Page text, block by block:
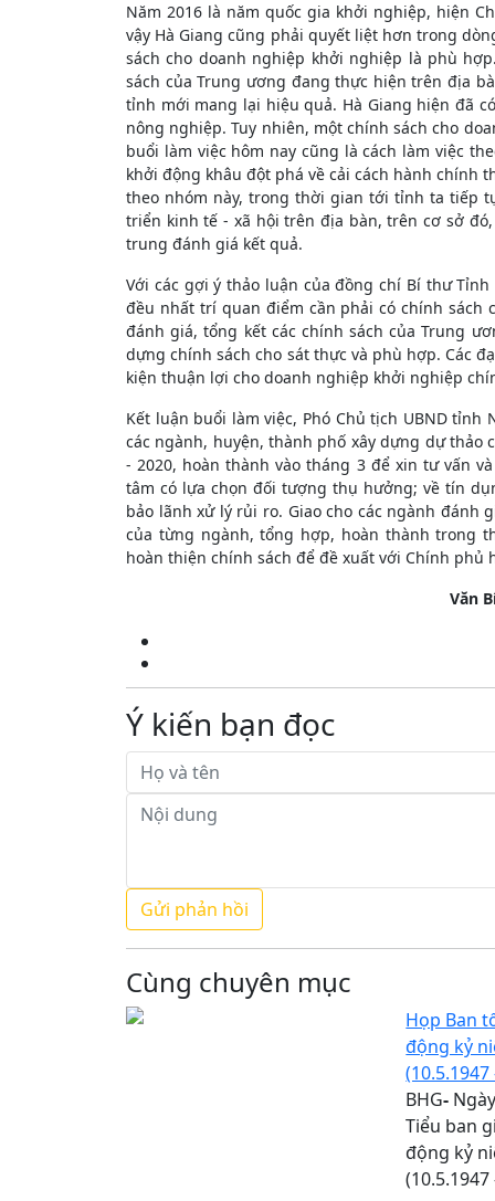
Năm 2016 là năm quốc gia khởi nghiệp, hiện
vậy Hà Giang cũng phải quyết liệt hơn trong
sách cho doanh nghiệp khởi nghiệp là phù
sách của Trung ương đang thực hiện trên địa
tỉnh mới mang lại hiệu quả. Hà Giang hiện đã
nông nghiệp. Tuy nhiên, một chính sách cho
buổi làm việc hôm nay cũng là cách làm việc
khởi động khâu đột phá về cải cách hành chính
theo nhóm này, trong thời gian tới tỉnh ta tiếp
triển kinh tế - xã hội trên địa bàn, trên cơ sở
trung đánh giá kết quả.
Với các gợi ý thảo luận của đồng chí Bí thư
đều nhất trí quan điểm cần phải có chính sách
đánh giá, tổng kết các chính sách của Trung
dựng chính sách cho sát thực và phù hợp. Các
kiện thuận lợi cho doanh nghiệp khởi nghiệp
Kết luận buổi làm việc, Phó Chủ tịch UBND
các ngành, huyện, thành phố xây dựng dự
- 2020, hoàn thành vào tháng 3 để xin tư vấn
tâm có lựa chọn đối tượng thụ hưởng; về tín
bảo lãnh xử lý rủi ro. Giao cho các ngành
của từng ngành, tổng hợp, hoàn thành trong
hoàn thiện chính sách để đề xuất với Chính
Văn
Ý kiến bạn đọc
Cùng chuyên mục
Họp Ban
động kỷ
(10.5.1947
BHG-
Tiểu ban
động kỷ
(10.5.1947